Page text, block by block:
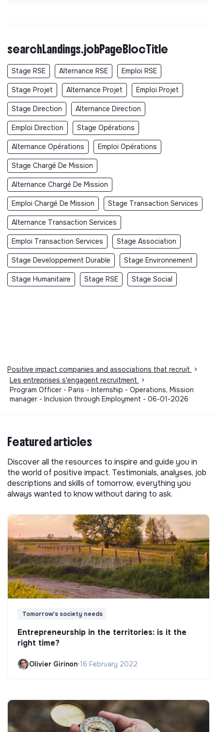
searchLandings.jobPageBlocTitle
Stage RSE Alternance RSE Emploi RSE
Stage Projet Alternance Projet Emploi Projet
Stage Direction Alternance Direction
Emploi Direction Stage Opérations
Alternance Opérations Emploi Opérations
Stage Chargé De Mission
Alternance Chargé De Mission
Emploi Chargé De Mission Stage Transaction Services
Alternance Transaction Services
Emploi Transaction Services Stage Association
Stage Developpement Durable Stage Environnement
Stage Humanitaire Stage RSE Stage Social
Positive impact companies and associations that recruit
>
Les entreprises s'engagent recruitment
>
Program Officer - Paris - Internship - Operations, Mission
manager - Inclusion through Employment - 06-01-2026
Featured articles
Discover all the resources to inspire and guide you in
the world of positive impact. Testimonials, analyses, job
descriptions and skills of tomorrow, everything you
always wanted to know without daring to ask.
Tomorrow's society needs
Entrepreneurship in the territories: is it the
right time?
Olivier Girinon•16 February 2022